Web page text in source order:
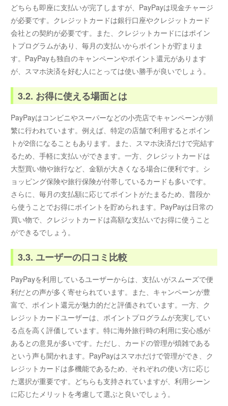
どちらも即座に支払いが完了しますが、PayPayは現金チャージ
が必要です。クレジットカードは銀行口座やクレジットカード
会社との契約が必要です。また、クレジットカードにはポイン
トプログラムがあり、毎月の支払いからポイントが貯まりま
す。PayPayも独自のキャンペーンやポイント還元があります
が、スマホ決済を好む人にとっては使い勝手が良いでしょう。
3.2. お得に使える場面とは
PayPayはコンビニやスーパーなどの小売店でキャンペーンが頻
繁に行われています。例えば、特定の店舗で利用するとポイン
トが2倍になることもあります。また、スマホ決済だけで完結す
るため、手軽に支払いができます。一方、クレジットカードは
大型買い物や旅行など、金額が大きくなる場合に便利です。シ
ョッピング保険や旅行保険が付帯しているカードも多いです。
さらに、毎月の支払額に応じてポイントがたまるため、普段か
ら使うことでお得にポイントを貯められます。PayPayは日常の
買い物で、クレジットカードは高額な支払いでお得に使うこと
ができるでしょう。
3.3. ユーザーの口コミ比較
PayPayを利用しているユーザーからは、支払いがスムーズで便
利だとの声が多く寄せられています。また、キャンペーンが豊
富で、ポイント還元が魅力的だと評価されています。一方、ク
レジットカードユーザーは、ポイントプログラムが充実してい
る点を高く評価しています。特に海外旅行時の利用に安心感が
あるとの意見が多いです。ただし、カードの管理が煩雑である
という声も聞かれます。PayPayはスマホだけで管理ができ、ク
レジットカードは多機能であるため、それぞれの使い方に応じ
た選択が重要です。どちらも支持されていますが、利用シーン
に応じたメリットを考慮して選ぶと良いでしょう。